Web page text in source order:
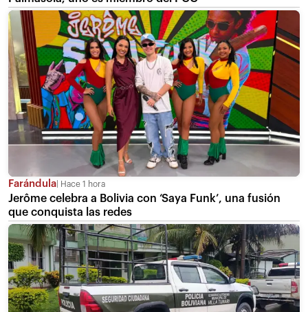
Farándula Hace 1 hora
Jerôme celebra a Bolivia con ‘Saya Funk’, una fusión
que conquista las redes